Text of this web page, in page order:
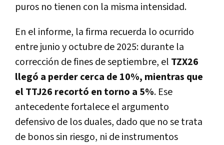
puros no tienen con la misma intensidad.
En el informe, la firma recuerda lo ocurrido
entre junio y octubre de 2025: durante la
corrección de fines de septiembre, el TZX26
llegó a perder cerca de 10%, mientras que
el TTJ26 recortó en torno a 5%. Ese
antecedente fortalece el argumento
defensivo de los duales, dado que no se trata
de bonos sin riesgo, ni de instrumentos